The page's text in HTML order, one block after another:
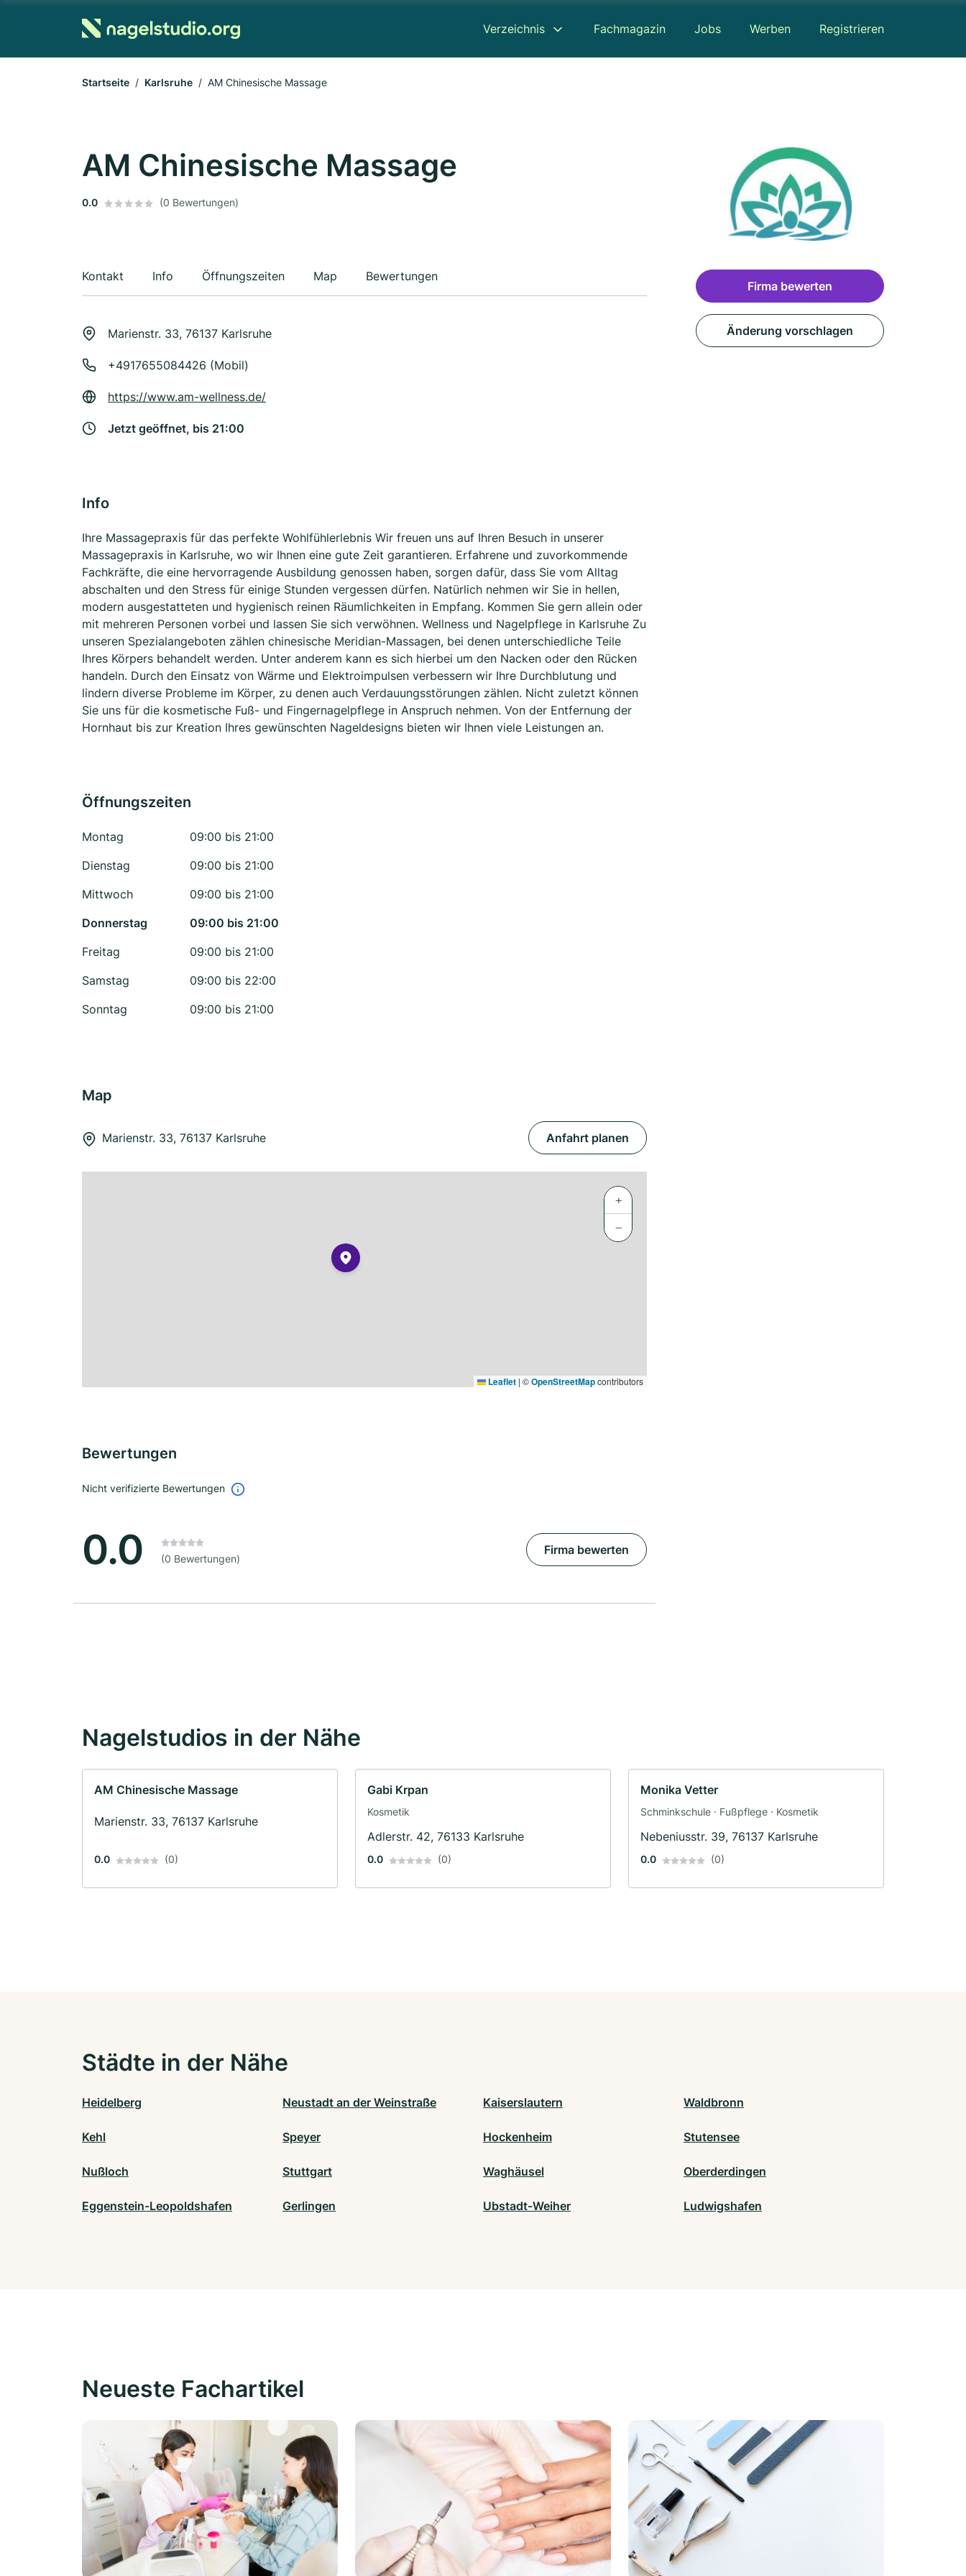
Verzeichnis Fachmagazin Jobs Werben Registrieren
Startseite Karlsruhe AM Chinesische Massage
AM Chinesische Massage
0.0 (0 Bewertungen)
Kontakt Info Öffnungszeiten Map Bewertungen
Marienstr. 33, 76137 Karlsruhe
+4917655084426 (Mobil)
https://www.am-wellness.de/
Jetzt geöffnet, bis 21:00
Info
Ihre Massagepraxis für das perfekte Wohlfühlerlebnis Wir freuen uns auf Ihren Besuch in unserer
Massagepraxis in Karlsruhe, wo wir Ihnen eine gute Zeit garantieren. Erfahrene und zuvorkommende
Fachkräfte, die eine hervorragende Ausbildung genossen haben, sorgen dafür, dass Sie vom Alltag
abschalten und den Stress für einige Stunden vergessen dürfen. Natürlich nehmen wir Sie in hellen,
modern ausgestatteten und hygienisch reinen Räumlichkeiten in Empfang. Kommen Sie gern allein oder
mit mehreren Personen vorbei und lassen Sie sich verwöhnen. Wellness und Nagelpflege in Karlsruhe Zu
unseren Spezialangeboten zählen chinesische Meridian-Massagen, bei denen unterschiedliche Teile
Ihres Körpers behandelt werden. Unter anderem kann es sich hierbei um den Nacken oder den Rücken
handeln. Durch den Einsatz von Wärme und Elektroimpulsen verbessern wir Ihre Durchblutung und
lindern diverse Probleme im Körper, zu denen auch Verdauungsstörungen zählen. Nicht zuletzt können
Sie uns für die kosmetische Fuß- und Fingernagelpflege in Anspruch nehmen. Von der Entfernung der
Hornhaut bis zur Kreation Ihres gewünschten Nageldesigns bieten wir Ihnen viele Leistungen an.
Öffnungszeiten
Montag
09:00 bis 21:00
Dienstag
09:00 bis 21:00
Mittwoch
09:00 bis 21:00
Donnerstag
09:00 bis 21:00
Freitag
09:00 bis 21:00
Samstag
09:00 bis 22:00
Sonntag
09:00 bis 21:00
Map
Marienstr. 33, 76137 Karlsruhe Anfahrt planen
+
−
Leaflet | ©OpenStreetMapcontributors
Bewertungen
Nicht verifizierte Bewertungen
0.0 (0 Bewertungen)
Firma bewerten
Firma bewerten
Änderung vorschlagen
Nagelstudios in der Nähe
AM Chinesische Massage
Marienstr. 33, 76137 Karlsruhe
0.0 (0)
Gabi Krpan
Kosmetik
Adlerstr. 42, 76133 Karlsruhe
0.0 (0)
Monika Vetter
Schminkschule · Fußpflege · Kosmetik
Nebeniusstr. 39, 76137 Karlsruhe
0.0 (0)
Städte in der Nähe
Heidelberg Neustadt an der Weinstraße Kaiserslautern Waldbronn
Kehl Speyer Hockenheim Stutensee
Nußloch Stuttgart Waghäusel Oberderdingen
Eggenstein-Leopoldshafen Gerlingen Ubstadt-Weiher Ludwigshafen
Neueste Fachartikel